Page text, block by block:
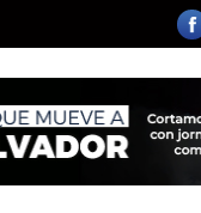
del